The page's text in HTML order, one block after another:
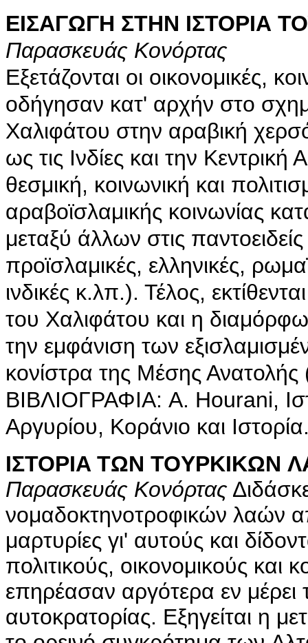
ΕΙΣΑΓΩΓΗ ΣΤΗΝ ΙΣΤΟΡΙΑ
Παρασκευάς Κονόρτας
Εξετάζονται οι οικονομικές,
οδήγησαν κατ' αρχήν στο
Χαλιφάτου στην αραβική
ως τις Ινδίες και την
θεσμική, κοινωνική και
αραβοϊσλαμικής κοινωνίας
μεταξύ άλλων στις
προϊσλαμικές, ελληνικές,
ινδικές κ.λπ.). Τέλος,
του Χαλιφάτου και η
την εμφάνιση των
κονίστρα της Μέσης Ανατολής
ΒΙΒΛΙΟΓΡΑΦΙΑ: A. Hourani,
Αργυρίου, Κοράνιο και
ΙΣTOPIA TΩN TOYPKIKΩN
Παρασκευάς Kονόρτας
νομαδοκτηνοτροφικών λαών
μαρτυρίες γι' αυτούς και
πολιτικούς, οικονομικούς
επηρέασαν αργότερα εν
αυτοκρατορίας. Eξηγείται η